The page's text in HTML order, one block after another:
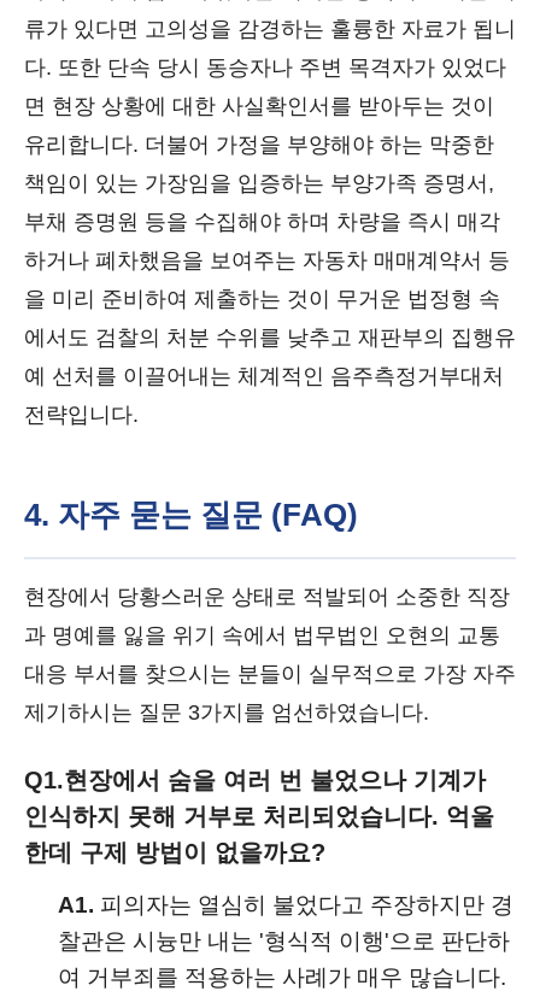
류가 있다면 고의성을 감경하는 훌륭한 자료가 됩니
다. 또한 단속 당시 동승자나 주변 목격자가 있었다
면 현장 상황에 대한 사실확인서를 받아두는 것이
유리합니다. 더불어 가정을 부양해야 하는 막중한
책임이 있는 가장임을 입증하는 부양가족 증명서,
부채 증명원 등을 수집해야 하며 차량을 즉시 매각
하거나 폐차했음을 보여주는 자동차 매매계약서 등
을 미리 준비하여 제출하는 것이 무거운 법정형 속
에서도 검찰의 처분 수위를 낮추고 재판부의 집행유
예 선처를 이끌어내는 체계적인 음주측정거부대처
전략입니다.
4. 자주 묻는 질문 (FAQ)
현장에서 당황스러운 상태로 적발되어 소중한 직장
과 명예를 잃을 위기 속에서 법무법인 오현의 교통
대응 부서를 찾으시는 분들이 실무적으로 가장 자주
제기하시는 질문 3가지를 엄선하였습니다.
Q1.현장에서 숨을 여러 번 불었으나 기계가
인식하지 못해 거부로 처리되었습니다. 억울
한데 구제 방법이 없을까요?
A1. 피의자는 열심히 불었다고 주장하지만 경
찰관은 시늉만 내는 '형식적 이행'으로 판단하
여 거부죄를 적용하는 사례가 매우 많습니다.